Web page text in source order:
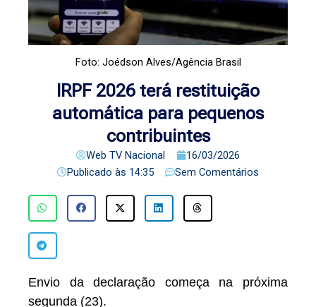
Foto: Joédson Alves/Agência Brasil
IRPF 2026 terá restituição
automática para pequenos
contribuintes
Web TV Nacional
16/03/2026
Publicado às 14:35 Sem Comentários
Envio da declaração começa na próxima
segunda (23).